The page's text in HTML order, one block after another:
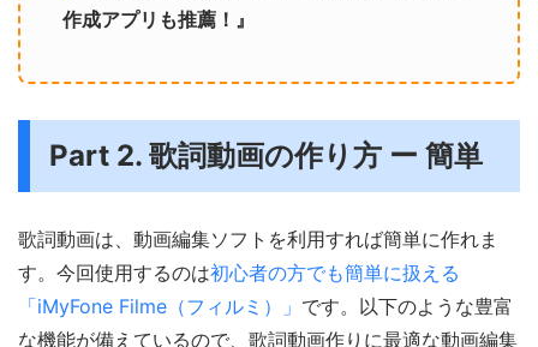
作成アプリも推薦！』
Part 2. 歌詞動画の作り方 ー 簡単
歌詞動画は、動画編集ソフトを利用すれば簡単に作れま
す。今回使用するのは初心者の方でも簡単に扱える
「iMyFone Filme（フィルミ）」 です。以下のような豊富
な機能が備えているので、歌詞動画作りに最適な動画編集